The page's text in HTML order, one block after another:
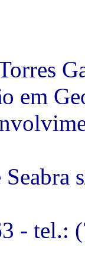
em
- tel.: